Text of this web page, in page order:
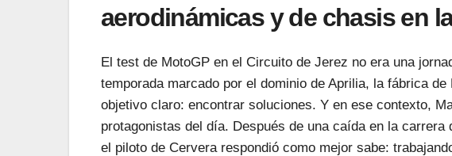
aerodinámicas y de chasis en
El test de MotoGP en el Circuito de Jerez no era una
temporada marcado por el dominio de Aprilia, la fábrica
objetivo claro: encontrar soluciones. Y en ese contexto,
protagonistas del día. Después de una caída en la
el piloto de Cervera respondió como mejor sabe: